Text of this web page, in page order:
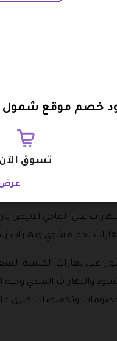
وزيت الزنجاب وزيت
الجزر والغار وزيت
من حيث القيمة
من البهارات التي
والروبيان
بشرائها منها بهارات
الفلفل الأبيض و
على الماجي الأبيض
لحم مشوي وبهارات
على بهارات الكبسه
والبهارات المندي
خصومات وتخفيضات كبرى
خصم موقع شمول بتخفيضات
تسوق الآن
عرض